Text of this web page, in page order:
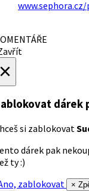
dárek
si zablokovat
dárek pak
ty :)
zablokovat
×